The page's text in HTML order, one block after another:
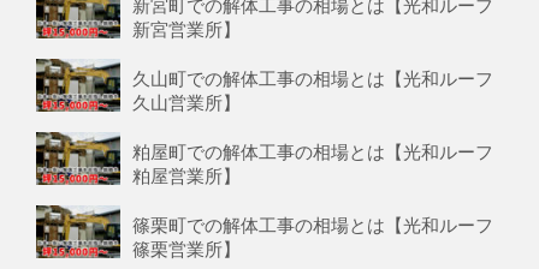
新宮営業所】
久山町での解体工事の相場とは【光和ルーフ
久山営業所】
粕屋町での解体工事の相場とは【光和ルーフ
粕屋営業所】
篠栗町での解体工事の相場とは【光和ルーフ
篠栗営業所】